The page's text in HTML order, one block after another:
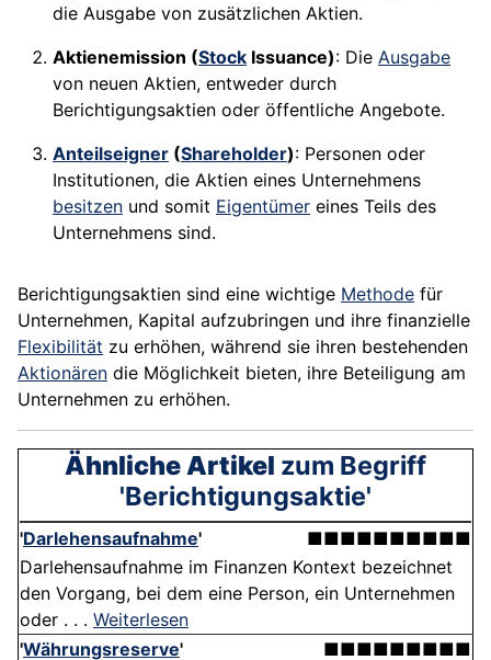
die Ausgabe von zusätzlichen Aktien.
Aktienemission (Stock Issuance): Die Ausgabe
von neuen Aktien, entweder durch
Berichtigungsaktien oder öffentliche Angebote.
Anteilseigner (Shareholder): Personen oder
Institutionen, die Aktien eines Unternehmens
besitzen und somit Eigentümer eines Teils des
Unternehmens sind.
Berichtigungsaktien sind eine wichtige Methode für
Unternehmen, Kapital aufzubringen und ihre finanzielle
Flexibilität zu erhöhen, während sie ihren bestehenden
Aktionären die Möglichkeit bieten, ihre Beteiligung am
Unternehmen zu erhöhen.
Ähnliche Artikel zum Begriff
'Berichtigungsaktie'
'Darlehensaufnahme'
■■■■■■■■■■
Darlehensaufnahme im Finanzen Kontext bezeichnet
den Vorgang, bei dem eine Person, ein Unternehmen
oder . . . Weiterlesen
'Währungsreserve' ■■■■■■■■■